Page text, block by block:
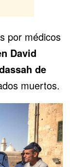
por médicos
David
de
muertos.